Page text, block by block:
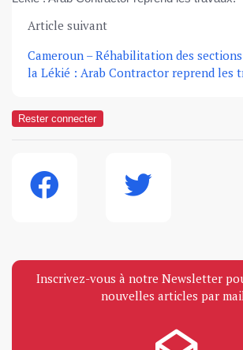
Article suivant
Cameroun – Réhabilitation des
la Lékié : Arab Contractor reprend les
Rester connecter
Inscrivez-vous à notre Newsletter
nouvelles articles par